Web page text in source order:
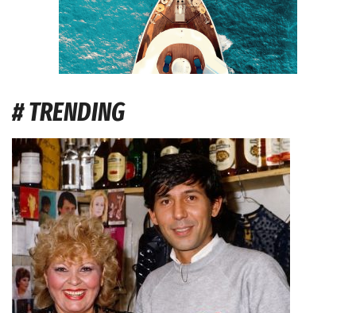
# TRENDING